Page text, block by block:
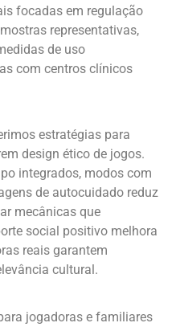
focadas em regulação
representativas,
de uso
com centros clínicos
estratégias para
design ético de jogos.
integrados, modos com
de autocuidado reduz
mecânicas que
social positivo melhora
reais garantem
cultural.
jogadoras e familiares